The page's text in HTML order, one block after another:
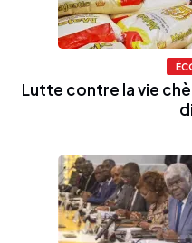
Lutte contre la vie